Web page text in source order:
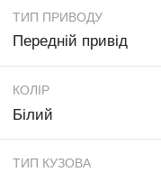
ТИП ПРИВОДУ
Передній привід
КОЛІР
Білий
ТИП КУЗОВА